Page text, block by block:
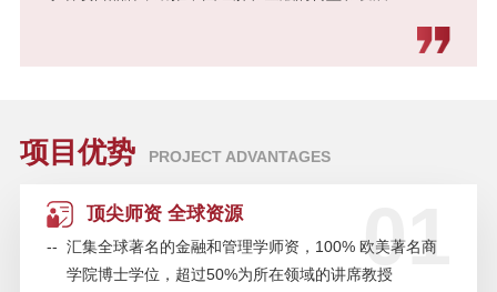
项目优势 PROJECT ADVANTAGES
01
顶尖师资 全球资源
-- 汇集全球著名的金融和管理学师资，100% 欧美著名商
学院博士学位，超过50%为所在领域的讲席教授
SAIF金融E沙龙 | 开发性金融与经
领袖人才发展战略峰会—10月31日/
上海
SAIF开放课堂 | 中国对冲基金领军
人才课程-11月2日/上海